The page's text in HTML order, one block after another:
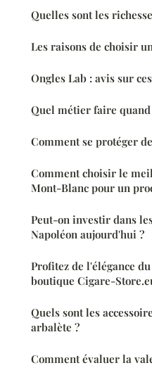
Quelles sont les
Les raisons de choisir
Ongles Lab : avis sur
Quel métier faire
Comment se protéger
Comment choisir le
Mont-Blanc pour un
Peut-on investir dans
Napoléon aujourd'hui ?
Profitez de l'élégance
boutique Cigare-
Quels sont les
arbalète ?
Comment évaluer la